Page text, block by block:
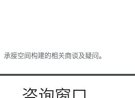
承接空间构建的相关商谈及疑问。